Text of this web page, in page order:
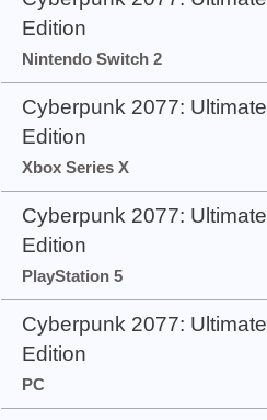
Edition
Nintendo Switch 2
Cyberpunk 2077: Ultimate
Edition
Xbox Series X
Cyberpunk 2077: Ultimate
Edition
PlayStation 5
Cyberpunk 2077: Ultimate
Edition
PC